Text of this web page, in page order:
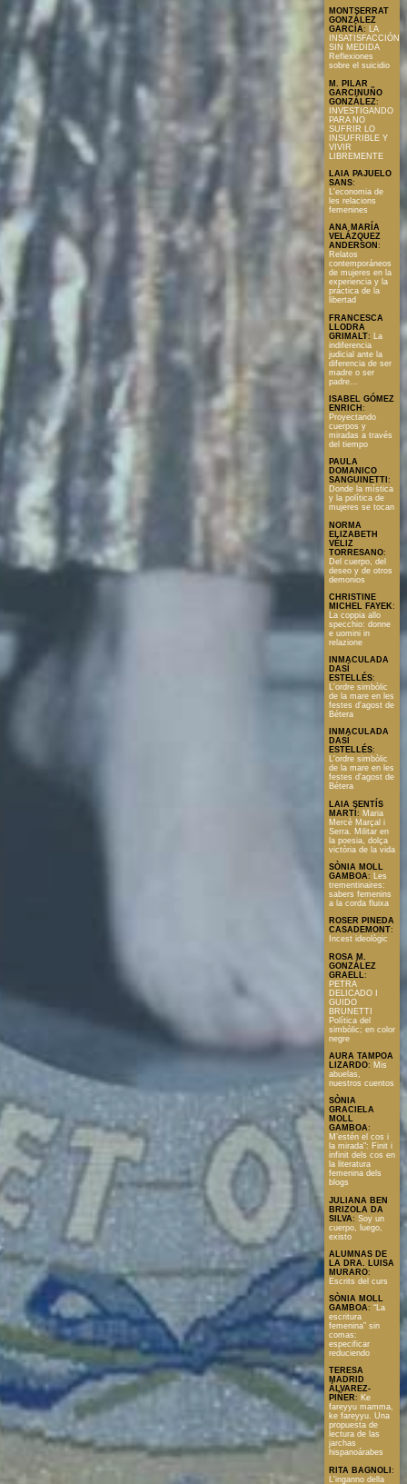
MONTSERRAT
GONZÁLEZ
GARCÍA: LA
INSATISFACCIÓN
SIN MEDIDA
Reflexiones
sobre el suicidio
M. PILAR
GARCINUÑO
GONZÁLEZ:
INVESTIGANDO
PARA NO
SUFRIR LO
INSUFRIBLE Y
VIVIR
LIBREMENTE
LAIA PAJUELO
SANS:
L'economia de
les relacions
femenines
ANA MARÍA
VELÁZQUEZ
ANDERSON :
Relatos
contemporáneos
de mujeres en la
experiencia y la
práctica de la
libertad
FRANCESCA
LLODRA
GRIMALT:
La
indiferencia
judicial ante la
diferencia de ser
madre o ser
padre...
ISABEL GÓMEZ
ENRICH :
Proyectando
cuerpos y
miradas a través
del tiempo
PAULA
DOMANICO
SANGUINETTI :
Donde la mística
y la política de
mujeres se tocan
NORMA
ELIZABETH
VÉLIZ
TORRESANO:
Del cuerpo, del
deseo y de otros
demonios
CHRISTINE
MICHEL FAYEK:
La coppia allo
specchio: donne
e uomini in
relazione
INMACULADA
DASÍ
ESTELLÉS:
L'ordre simbòlic
de la mare en les
festes d'agost de
Bétera
INMACULADA
DASÍ
ESTELLÉS:
L'ordre simbòlic
de la mare en les
festes d'agost de
Bétera
LAIA SENTÍS
MARTÍ : Maria
Mercè Marçal i
Serra. Militar en
la poesia, dolça
victòria de la vida
SÒNIA MOLL
GAMBOA: Les
trementinaires:
sabers femenins
a la corda fluixa
ROSER PINEDA
CASADEMONT:
Incest ideològic
ROSA M.
GONZÁLEZ
GRAELL :
PETRA
DELICADO I
GUIDO
BRUNETTI
Política del
simbòlic; en color
negre
AURA TAMPOA
LIZARDO: Mis
abuelas,
nuestros cuentos
SÒNIA
GRACIELA
MOLL
GAMBOA:
M’estén el cos i
la mirada": Finit i
infinit dels cos en
la literatura
femenina dels
blogs
JULIANA BEN
BRIZOLA DA
SILVA: Soy un
cuerpo, luego,
existo
ALUMNAS DE
LA DRA. LUISA
MURARO:
Escrits del curs
SÒNIA MOLL
GAMBOA: “La
escritura
femenina” sin
comas:
especificar
reduciendo
TERESA
MADRID
ÁLVAREZ-
PIÑER: Ke
fareyyu mamma,
ke fareyyu. Una
propuesta de
lectura de las
jarchas
hispanoárabes
RITA BAGNOLI :
L'inganno della